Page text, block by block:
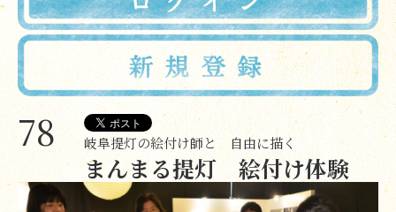
78 岐阜提灯の絵付け師と 自由に描く
まんまる提灯 絵付け体験